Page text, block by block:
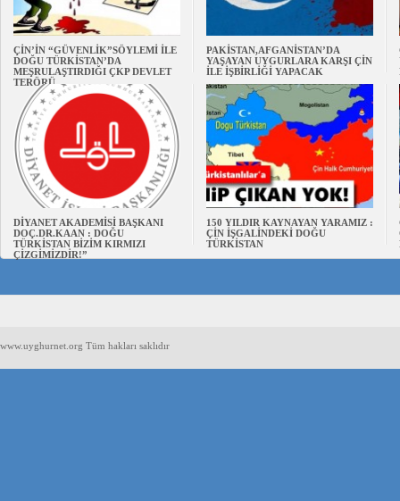
ÇİN’İN “GÜVENLİK”SÖYLEMİ İLE
DOĞU TÜRKİSTAN’DA
MEŞRULAŞTIRDIĞI ÇKP DEVLET
TERÖRÜ
PAKİSTAN,AFGANİSTAN’DA
YAŞAYAN UYGURLARA KARŞI ÇİN
İLE İŞBİRLİĞİ YAPACAK
DİYANET AKADEMİSİ BAŞKANI
DOÇ.DR.KAAN : DOĞU
TÜRKİSTAN BİZİM KIRMIZI
ÇİZGİMİZDİR!”
150 YILDIR KAYNAYAN YARAMIZ :
ÇİN İŞGALİNDEKİ DOĞU
TÜRKİSTAN
www.uyghurnet.org Tüm hakları saklıdır